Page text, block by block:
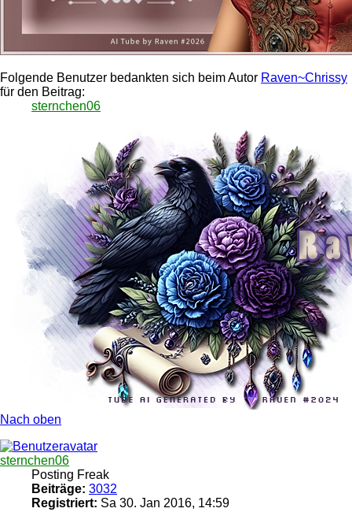
Folgende Benutzer bedankten sich beim Autor Raven~Chrissy
für den Beitrag:
sternchen06
Nach oben
sternchen06
Posting Freak
Beiträge: 3032
Registriert: Sa 30. Jan 2016, 14:59